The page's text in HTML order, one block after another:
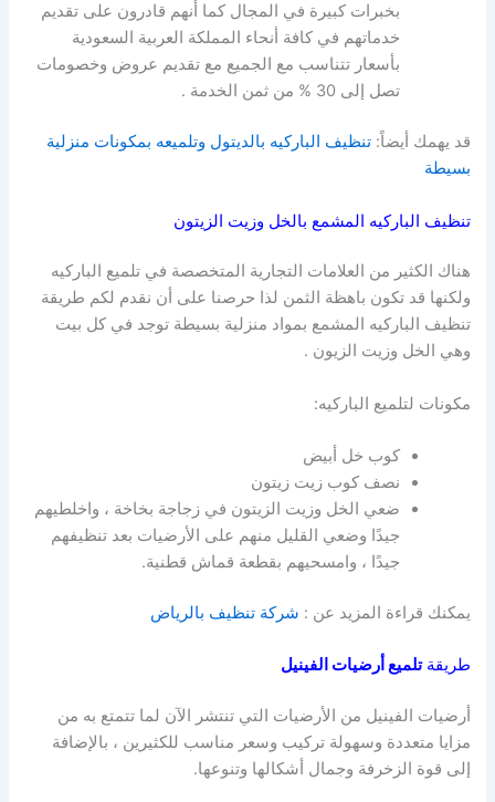
بخبرات كبيرة في المجال كما أنهم قادرون على تقديم
خدماتهم في كافة أنحاء المملكة العربية السعودية
بأسعار تتناسب مع الجميع مع تقديم عروض وخصومات
تصل إلى 30 % من ثمن الخدمة .
قد يهمك أيضاً:تنظيف الباركيه بالديتول وتلميعه بمكونات منزلية
بسيطة
تنظيف الباركيه المشمع بالخل وزيت الزيتون
هناك الكثير من العلامات التجارية المتخصصة في تلميع الباركيه
ولكنها قد تكون باهظة الثمن لذا حرصنا على أن نقدم لكم طريقة
تنظيف الباركيه المشمع بمواد منزلية بسيطة توجد في كل بيت
وهي الخل وزيت الزيون .
مكونات لتلميع الباركيه:
كوب خل أبيض
نصف كوب زيت زيتون
ضعي الخل وزيت الزيتون في زجاجة بخاخة ، واخلطيهم
جيدًا وضعي القليل منهم على الأرضيات بعد تنظيفهم
جيدًا ، وامسحيهم بقطعة قماش قطنية.
يمكنك قراءة المزيد عن : شركة تنظيف بالرياض
طريقةتلميع أرضيات الفينيل
أرضيات الفينيل من الأرضيات التي تنتشر الآن لما تتمتع به من
مزايا متعددة وسهولة تركيب وسعر مناسب للكثيرين ، بالإضافة
إلى قوة الزخرفة وجمال أشكالها وتنوعها.